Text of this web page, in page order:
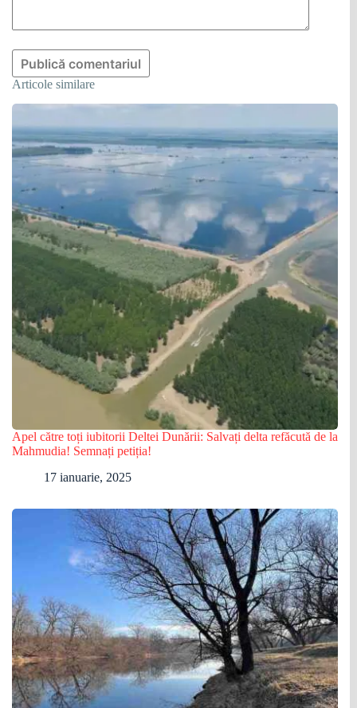
Publică comentariul
Articole similare
Apel către toți iubitorii Deltei Dunării: Salvați delta refăcută de la
Mahmudia! Semnați petiția!
17 ianuarie, 2025